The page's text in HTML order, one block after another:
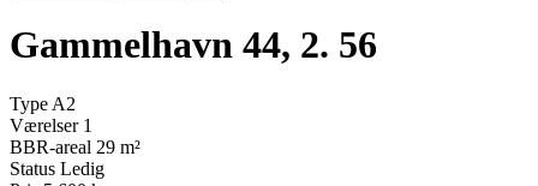
Gammelhavn 44, 2. 56
Type A2
Værelser 1
BBR-areal 29 m²
Status Ledig